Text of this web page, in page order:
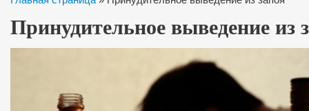
Принудительное выведение из